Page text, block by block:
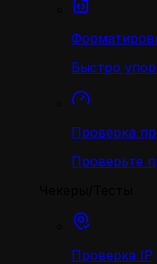
Быстро
Проверка
Проверьте
Проверка IP